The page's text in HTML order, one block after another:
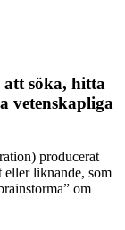
söka, hitta
vetenskapliga
producerat
eller liknande, som
om